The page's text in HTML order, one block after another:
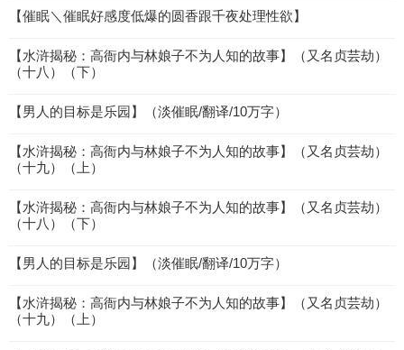
【催眠＼催眠好感度低爆的圆香跟千夜处理性欲】
【水浒揭秘：高衙内与林娘子不为人知的故事】（又名贞芸劫）
（十八）（下）
【男人的目标是乐园】（淡催眠/翻译/10万字）
【水浒揭秘：高衙内与林娘子不为人知的故事】（又名贞芸劫）
（十九）（上）
【水浒揭秘：高衙内与林娘子不为人知的故事】（又名贞芸劫）
（十八）（下）
【男人的目标是乐园】（淡催眠/翻译/10万字）
【水浒揭秘：高衙内与林娘子不为人知的故事】（又名贞芸劫）
（十九）（上）